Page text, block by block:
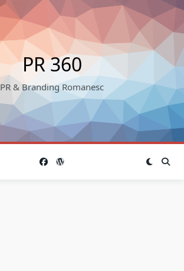
PR 360
PR & Branding Romanesc